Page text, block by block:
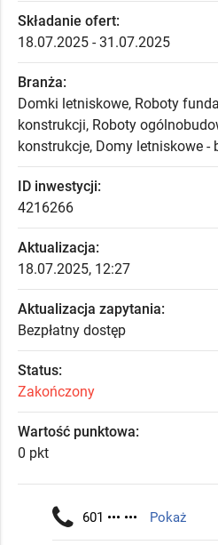
Składanie ofert:
18.07.2025 - 31.07.2025
Branża:
Domki letniskowe, Roboty
konstrukcji, Roboty
konstrukcje, Domy letniskowe -
ID inwestycji:
4216266
Aktualizacja:
18.07.2025, 12:27
Aktualizacja zapytania:
Bezpłatny dostęp
Status:
Zakończony
Wartość punktowa:
0 pkt
601 ••• ••• Pokaż